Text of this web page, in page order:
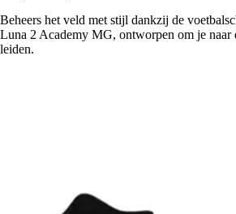
Beheers het veld met stijl dankzij de
Luna 2 Academy MG, ontworpen om je naar
leiden.